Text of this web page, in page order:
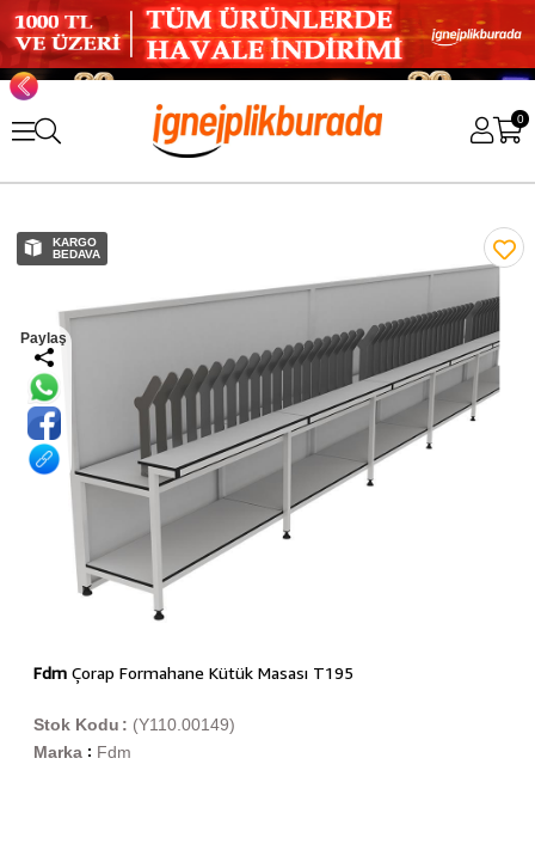
0
KARGO
BEDAVA
Paylaş
FdmÇorap Formahane Kütük Masası T195
(Y110.00149)
Stok Kodu
Marka : Fdm